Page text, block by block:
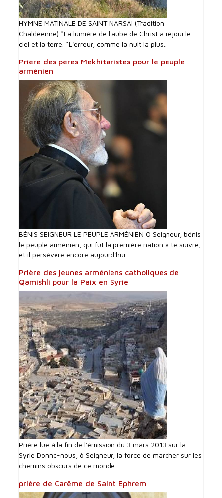
HYMNE MATINALE DE SAINT NARSAI (Tradition
Chaldéenne) *La lumière de l'aube de Christ a réjoui le
ciel et la terre. *L'erreur, comme la nuit la plus...
Prière des pères Mekhitaristes pour le peuple
arménien
BÉNIS SEIGNEUR LE PEUPLE ARMÉNIEN O Seigneur, bénis
le peuple arménien, qui fut la première nation à te suivre,
et il persévère encore aujourd'hui...
Prière des jeunes arméniens catholiques de
Qamishli pour la Paix en Syrie
Prière lue à la fin de l'émission du 3 mars 2013 sur la
Syrie Donne-nous, ô Seigneur, la force de marcher sur les
chemins obscurs de ce monde...
prière de Carême de Saint Ephrem